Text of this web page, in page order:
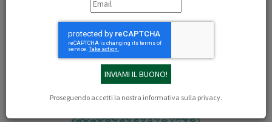
Proseguendo accetti la nostra informativa sulla privacy.